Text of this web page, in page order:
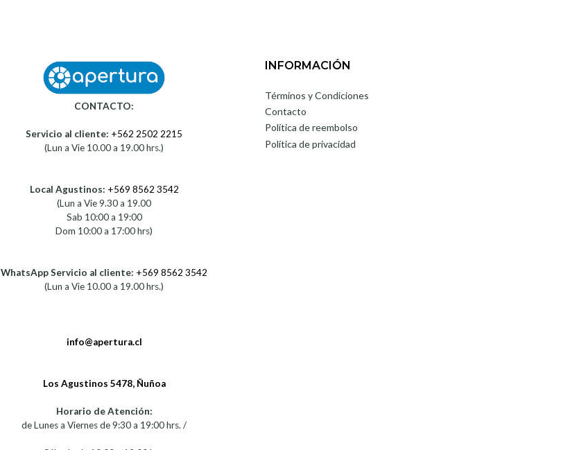
CONTACTO:
Servicio al cliente: +562 2502 2215
(Lun a Vie 10.00 a 19.00 hrs.)
Local Agustinos: +569 8562 3542
(Lun a Vie 9.30 a 19.00
Sab 10:00 a 19:00
Dom 10:00 a 17:00 hrs)
WhatsApp Servicio al cliente: +569 8562 3542
(Lun a Vie 10.00 a 19.00 hrs.)
info@apertura.cl
Los Agustinos 5478, Ñuñoa
Horario de Atención:
de Lunes a Viernes de 9:30 a 19:00 hrs. /
INFORMACIÓN
Términos y Condiciones
Contacto
Política de reembolso
Política de privacidad